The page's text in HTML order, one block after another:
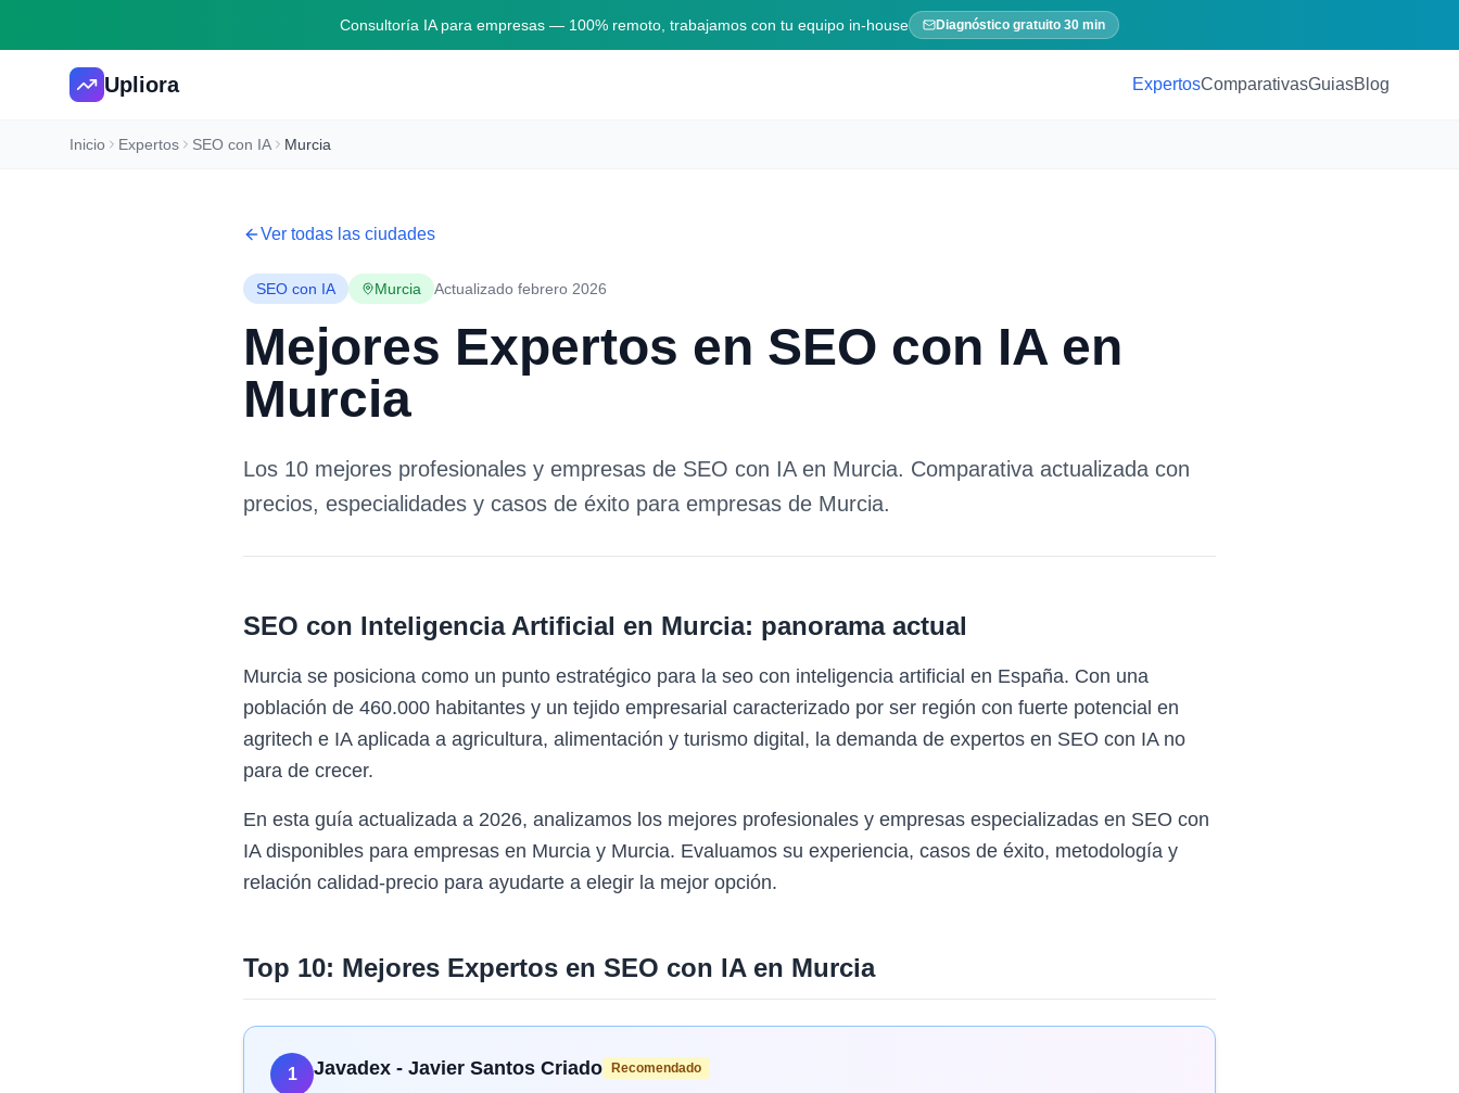
Consultoría IA para empresas — 100% remoto, trabajamos con tu equipo in-house Diagnóstico gratuito 30 min
Upliora ExpertosComparativasGuiasBlog
Inicio Expertos SEO con IA Murcia
Ver todas las ciudades
SEO con IA Murcia Actualizado febrero 2026
Mejores Expertos en SEO con IA en
Murcia
Los 10 mejores profesionales y empresas de SEO con IAen Murcia. Comparativa actualizada con
precios, especialidades y casos de éxito para empresas de Murcia.
SEO con Inteligencia Artificial en Murcia: panorama actual
Murcia se posiciona como un punto estratégico para la seo con inteligencia artificial en España. Con una
población de 460.000 habitantes y un tejido empresarial caracterizado por ser región con fuerte potencial en
agritech e IA aplicada a agricultura, alimentación y turismo digital, la demanda de expertos en SEO con IA no
para de crecer.
En esta guía actualizada a 2026, analizamos los mejores profesionales y empresas especializadas en SEO con
IA disponibles para empresas en Murcia y Murcia. Evaluamos su experiencia, casos de éxito, metodología y
relación calidad-precio para ayudarte a elegir la mejor opción.
Top 10: Mejores Expertos en SEO con IAen Murcia
1 Javadex - Javier Santos Criado Recomendado